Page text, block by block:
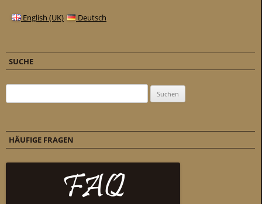
English (UK) Deutsch
SUCHE
HÄUFIGE FRAGEN